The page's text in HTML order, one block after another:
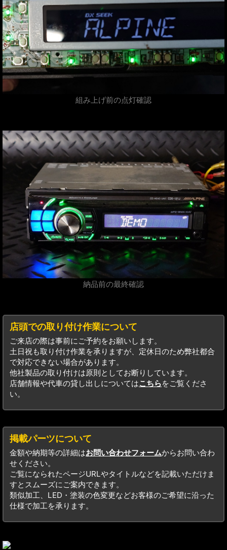
組み上げ前の点灯確認
納品前の最終確認
店頭での取り付け作業について
ご来店の際は事前にご予約をお願いします。
土日祝も取り付け作業を承りますが、定休日のため弊社都合
で対応できない場合があります。
他社製品の取り付けは原則としてお断りしています。
店舗情報や代車の貸し出しについてはこちらをご覧くださ
い。
掲載パーツについて
金額や納期等の詳細はお問い合わせフォームからお問い合わ
せください。
ご覧になられたページURLやタイトルなどを記載いただけま
すとスムーズにご案内できます。
類似加工、LED・塗装の色変更などお客様のご希望に沿った
仕様で加工を承ります。